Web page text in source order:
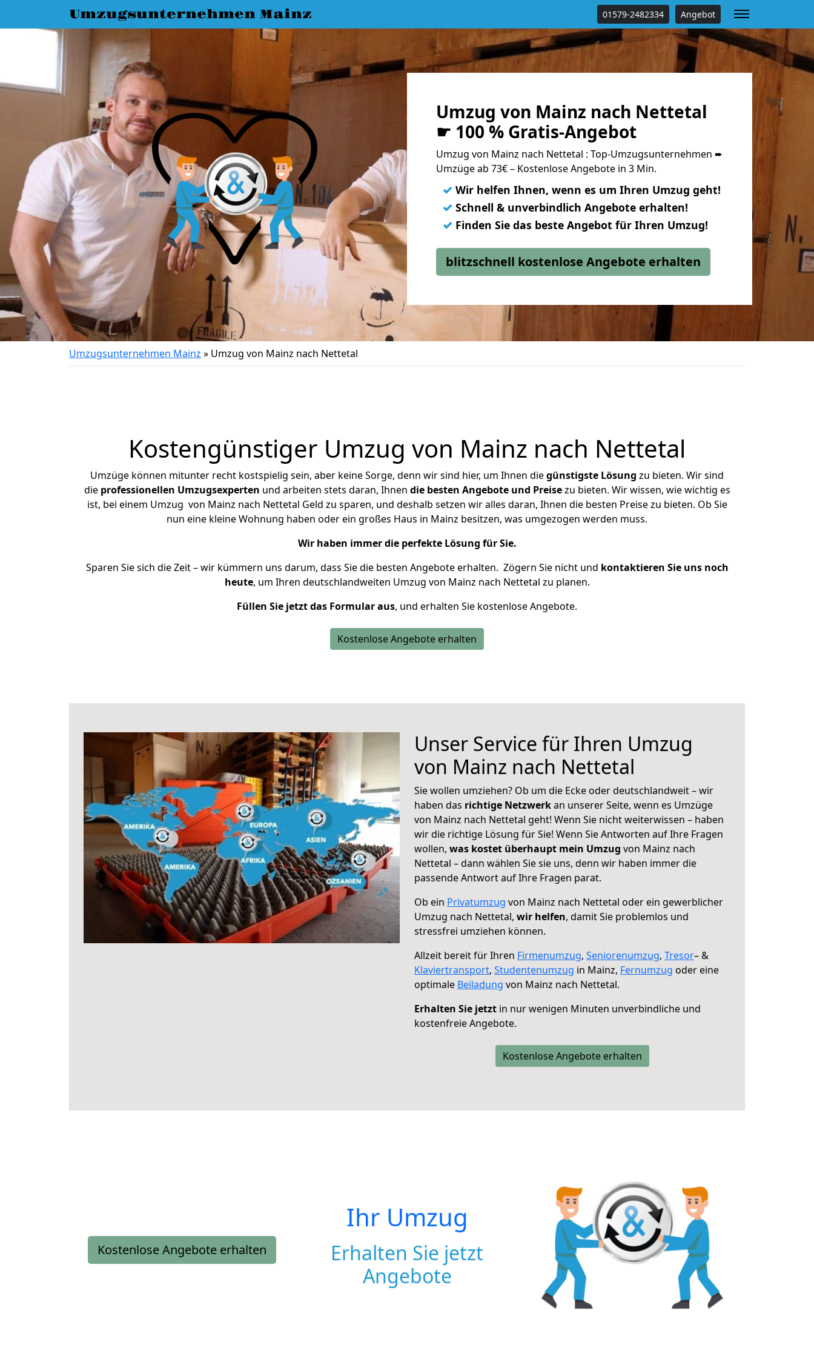
Umzugsunternehmen Mainz 01579-2482334 Angebot
Umzug von Mainz nach Nettetal
☛ 100 % Gratis-Angebot
Umzug von Mainz nach Nettetal : Top-Umzugsunternehmen ➨
Umzüge ab 73€ – Kostenlose Angebote in 3 Min.
✓ Wir helfen Ihnen, wenn es um Ihren Umzug geht!
✓ Schnell & unverbindlich Angebote erhalten!
✓ Finden Sie das beste Angebot für Ihren Umzug!
blitzschnell kostenlose Angebote erhalten
Umzugsunternehmen Mainz » Umzug von Mainz nach Nettetal
Kostengünstiger Umzug von Mainz nach Nettetal
Umzüge können mitunter recht kostspielig sein, aber keine Sorge, denn wir sind hier, um Ihnen diegünstigste Lösung zu bieten. Wir sind
die professionellen Umzugsexperten und arbeiten stets daran, Ihnen die besten Angebote und Preisezu bieten. Wir wissen, wie wichtig es
ist, bei einem Umzug von Mainz nach Nettetal Geld zu sparen, und deshalb setzen wir alles daran, Ihnen die besten Preise zu bieten. Ob Sie
nun eine kleine Wohnung haben oder ein großes Haus in Mainz besitzen, was umgezogen werden muss.
Wir haben immer die perfekte Lösung für Sie.
Sparen Sie sich die Zeit – wir kümmern uns darum, dass Sie die besten Angebote erhalten. Zögern Sie nicht und kontaktieren Sie uns noch
heute, um Ihren deutschlandweiten Umzug von Mainz nach Nettetal zu planen.
Füllen Sie jetzt das Formular aus, und erhalten Sie kostenlose Angebote.
Kostenlose Angebote erhalten
Unser Service für Ihren Umzug
von Mainz nach Nettetal
Sie wollen umziehen? Ob um die Ecke oder deutschlandweit – wir
haben das richtige Netzwerkan unserer Seite, wenn es Umzüge
von Mainz nach Nettetal geht! Wenn Sie nicht weiterwissen – haben
wir die richtige Lösung für Sie! Wenn Sie Antworten auf Ihre Fragen
wollen, was kostet überhaupt mein Umzug von Mainz nach
Nettetal – dann wählen Sie sie uns, denn wir haben immer die
passende Antwort auf Ihre Fragen parat.
Ob ein Privatumzug von Mainz nach Nettetal oder ein gewerblicher
Umzug nach Nettetal, wir helfen, damit Sie problemlos und
stressfrei umziehen können.
Allzeit bereit für Ihren Firmenumzug, Seniorenumzug, Tresor– &
Klaviertransport, Studentenumzug in Mainz, Fernumzug oder eine
optimale Beiladung von Mainz nach Nettetal.
Erhalten Sie jetzt in nur wenigen Minuten unverbindliche und
kostenfreie Angebote.
Kostenlose Angebote erhalten
Kostenlose Angebote erhalten
Ihr Umzug
Erhalten Sie jetzt
Angebote